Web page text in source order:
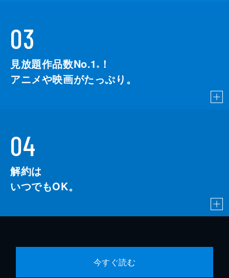
03
見放題作品数No.1 ※
！
アニメや映画がたっぷり。
04
解約は
いつでもOK。
今すぐ読む